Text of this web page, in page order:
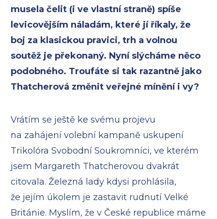
musela čelit (i ve vlastní straně) spíše
levicovějším náladám, které jí říkaly, že
boj za klasickou pravici, trh a volnou
soutěž je překonaný. Nyní slýcháme něco
podobného. Troufáte si tak razantně jako
Thatcherová změnit veřejné mínění i vy?
Vrátím se ještě ke svému projevu
na zahájení volební kampaně uskupení
Trikolóra Svobodní Soukromníci, ve kterém
jsem Margareth Thatcherovou dvakrát
citovala. Železná lady kdysi prohlásila,
že jejím úkolem je zastavit rudnutí Velké
Británie. Myslím, že v České republice máme